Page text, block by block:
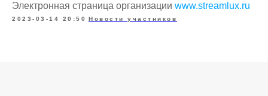
Электронная страница организации www.streamlux.ru
2023-03-14 20:50 Новости участников